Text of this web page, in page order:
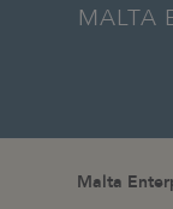
MALTA
Malta